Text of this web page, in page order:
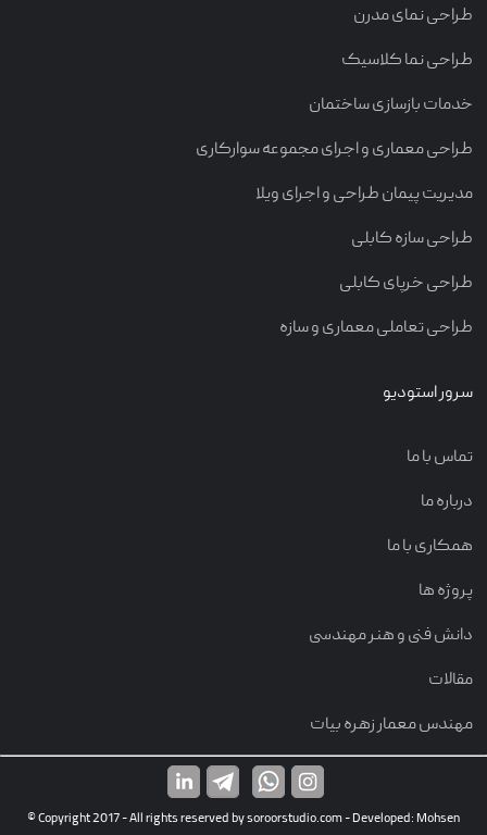
طراحی نمای مدرن
طراحی نما کلاسیک
خدمات بازسازی ساختمان
طراحی معماری و اجرای مجموعه سوارکاری
مدیریت پیمان طراحی و اجرای ویلا
طراحی سازه کابلی
طراحی خرپای کابلی
طراحی تعاملی معماری و سازه
سرور استودیو
تماس با ما
درباره ما
همکاری با ما
پروژه ها
دانش فنی و هنر مهندسی
مقالات
مهندس معمار زهره بیات
© Copyright 2017 - All rights reserved by soroorstudio.com - Developed: Mohsen